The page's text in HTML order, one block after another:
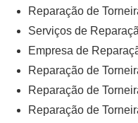
Reparação de
Serviços de
Empresa de
Reparação de
Reparação de
Reparação de